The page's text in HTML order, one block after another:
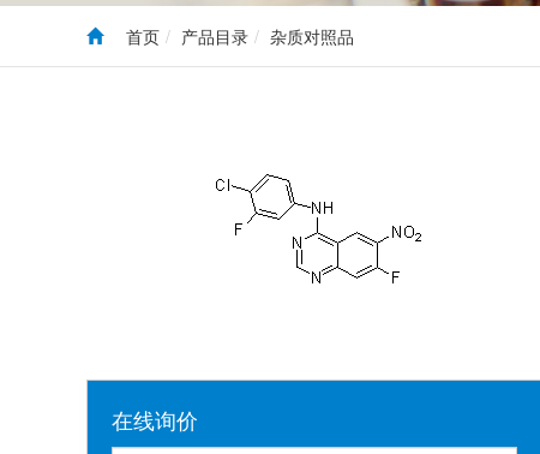
首页 产品目录 杂质对照品
在线询价